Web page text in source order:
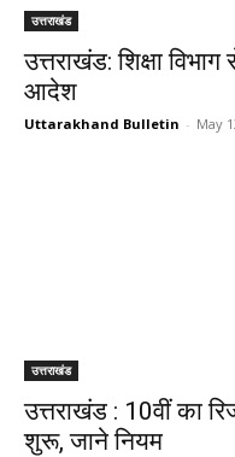
उत्तराखंड
उत्तराखंड: शिक्षा
आदेश
Uttarakhand Bulletin - May
उत्तराखंड
उत्तराखंड : 10वीं का
शुरू, जाने नियम